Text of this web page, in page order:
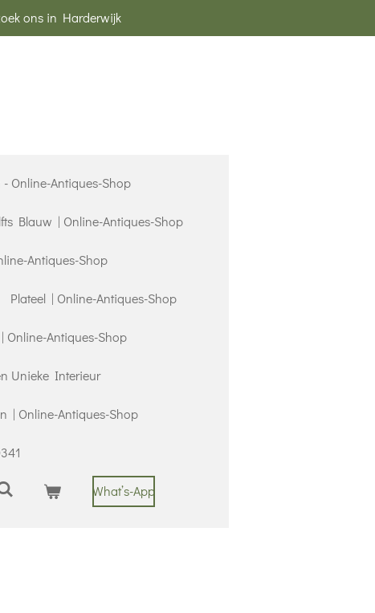
ons in Harderwijk
- Online-Antiques-Shop
Blauw | Online-Antiques-Shop
Antiques-Shop
Plateel | Online-Antiques-Shop
Online-Antiques-Shop
Unieke Interieur
| Online-Antiques-Shop
What’s-App